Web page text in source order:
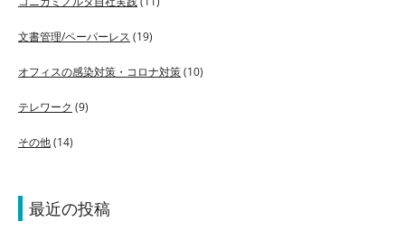
文書管理/ペーパーレス (19)
オフィスの感染対策・コロナ対策(10)
テレワーク (9)
その他(14)
最近の投稿